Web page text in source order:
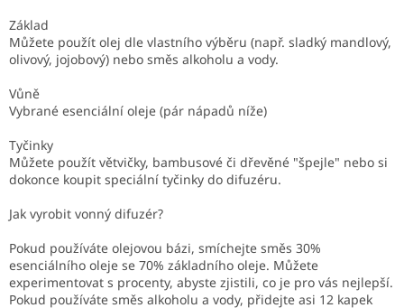
Základ
Můžete použít olej dle vlastního výběru (např. sladký mandlový,
olivový, jojobový) nebo směs alkoholu a vody.
Vůně
Vybrané esenciální oleje (pár nápadů níže)
Tyčinky
Můžete použít větvičky, bambusové či dřevěné "špejle" nebo si
dokonce koupit speciální tyčinky do difuzéru.
Jak vyrobit vonný difuzér?
Pokud používáte olejovou bázi, smíchejte směs 30%
esenciálního oleje se 70% základního oleje. Můžete
experimentovat s procenty, abyste zjistili, co je pro vás nejlepší.
Pokud používáte směs alkoholu a vody, přidejte asi 12 kapek